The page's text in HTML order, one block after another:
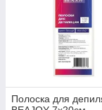
Полоска для